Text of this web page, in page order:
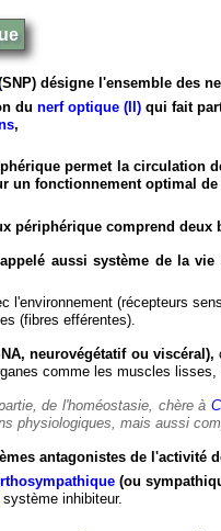
désigne l'ensemble des
du nerf optique (II) qui fait
,
permet la circulation
un fonctionnement optimal
périphérique comprend deux
aussi système de la vie
l'environnement (récepteurs
(fibres efférentes).
neurovégétatif ou viscéral),
comme les muscles
de l'homéostasie, chère à
physiologiques, mais aussi
antagonistes de l'activité
(ou
système inhibiteur.